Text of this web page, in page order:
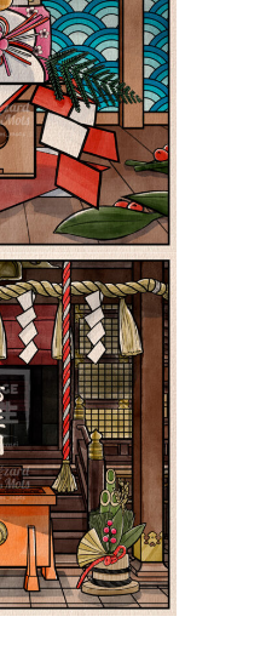
鏡餅 |
季
au Japon
四季